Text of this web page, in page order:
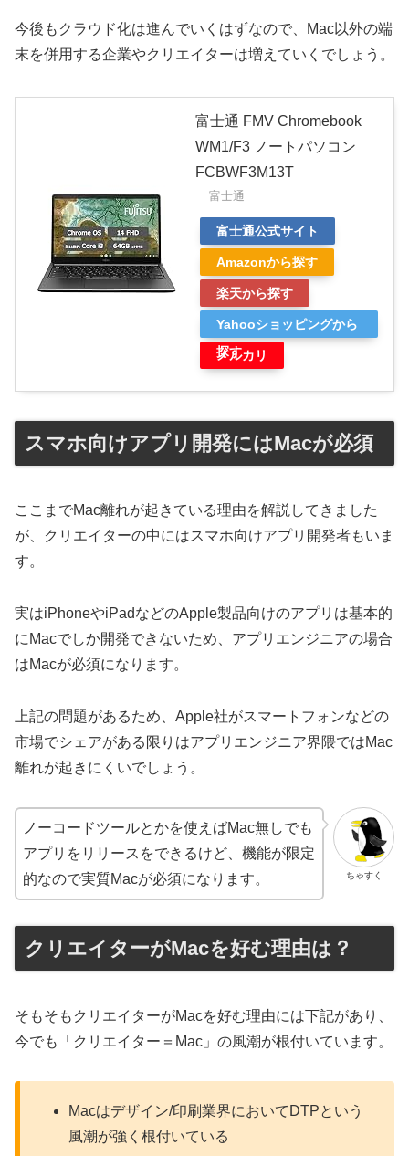
今後もクラウド化は進んでいくはずなので、Mac以外の端
末を併用する企業やクリエイターは増えていくでしょう。
富士通 FMV Chromebook
WM1/F3 ノートパソコン
FCBWF3M13T
富士通
富士通公式サイト
Amazonから探す
楽天から探す
Yahooショッピングから
探す
メルカリ
スマホ向けアプリ開発にはMacが必須
ここまでMac離れが起きている理由を解説してきました
が、クリエイターの中にはスマホ向けアプリ開発者もいま
す。
実はiPhoneやiPadなどのApple製品向けのアプリは基本的
にMacでしか開発できないため、アプリエンジニアの場合
はMacが必須になります。
上記の問題があるため、Apple社がスマートフォンなどの
市場でシェアがある限りはアプリエンジニア界隈ではMac
離れが起きにくいでしょう。
ちゃすく
ノーコードツールとかを使えばMac無しでも
アプリをリリースをできるけど、機能が限定
的なので実質Macが必須になります。
クリエイターがMacを好む理由は？
そもそもクリエイターがMacを好む理由には下記があり、
今でも「クリエイター＝Mac」の風潮が根付いています。
Macはデザイン/印刷業界においてDTPという
風潮が強く根付いている